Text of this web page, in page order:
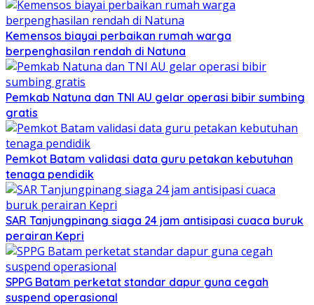
Kemensos biayai perbaikan rumah warga
berpenghasilan rendah di Natuna
Pemkab Natuna dan TNI AU gelar operasi bibir sumbing
gratis
Pemkot Batam validasi data guru petakan kebutuhan
tenaga pendidik
SAR Tanjungpinang siaga 24 jam antisipasi cuaca buruk
perairan Kepri
SPPG Batam perketat standar dapur guna cegah
suspend operasional